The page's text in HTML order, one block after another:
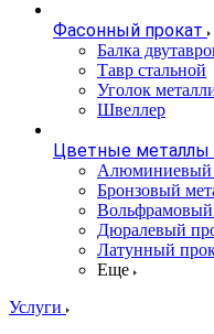
Фасонный прокат
Балка
Тавр стальной
Уголок
Швеллер
Цветные металлы
Алюминиевый
Бронзовый
Вольфрамовый
Дюралевый
Латунный
Еще
Услуги